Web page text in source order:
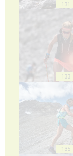
131
133
135